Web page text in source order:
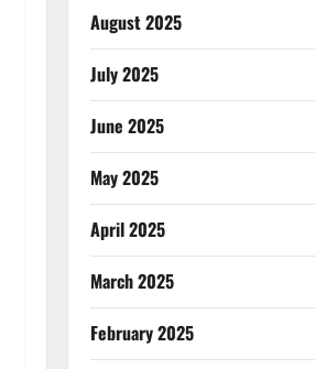
August 2025
July 2025
June 2025
May 2025
April 2025
March 2025
February 2025